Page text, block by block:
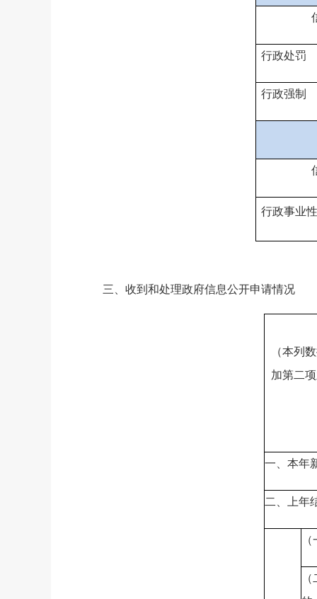
行政处罚
行政强制
行政事业
三、 收到和处理政府信息公开申请情况
（本列
加第二
一、本年
二、上年